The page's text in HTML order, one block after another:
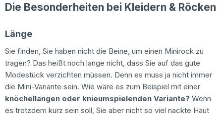
Die Besonderheiten bei Kleidern & Röcken
Länge
Sie finden, Sie haben nicht die Beine, um einen Minirock zu
tragen? Das heißt noch lange nicht, dass Sie auf das gute
Modestück verzichten müssen. Denn es muss ja nicht immer
die Mini-Variante sein. Wie wäre es zum Beispiel mit einer
knöchellangen oder knieumspielenden Variante? Wenn
es trotzdem kurz sein soll, Sie aber nicht so viel nackte Haut